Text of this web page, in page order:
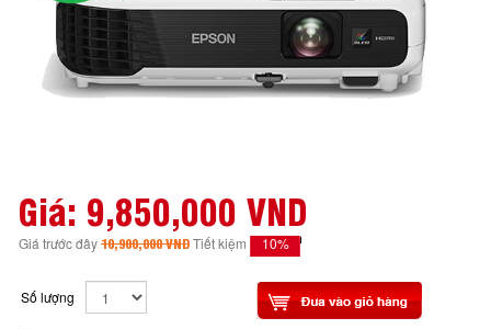
Giá: 9,850,000 VND
Giá trước đây10,900,000 VNDTiết kiệm 10%
Số lượng